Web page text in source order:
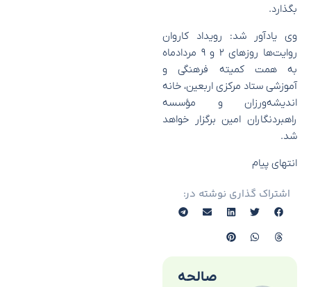
بگذارد.
وی یادآور شد: رویداد کاروان
روایت‌ها روز‌های ۲ و ۹ مردادماه
به همت کمیته فرهنگی و
آموزشی ستاد مرکزی اربعین، خانه
اندیشه‌ورزان و مؤسسه
راهبردنگاران امین برگزار خواهد
شد.
انتهای پیام
اشتراک گذاری نوشته در:
صالحه